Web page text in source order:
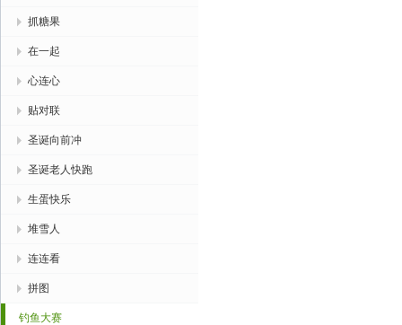
抓糖果
在一起
心连心
贴对联
圣诞向前冲
圣诞老人快跑
生蛋快乐
堆雪人
连连看
拼图
钓鱼大赛